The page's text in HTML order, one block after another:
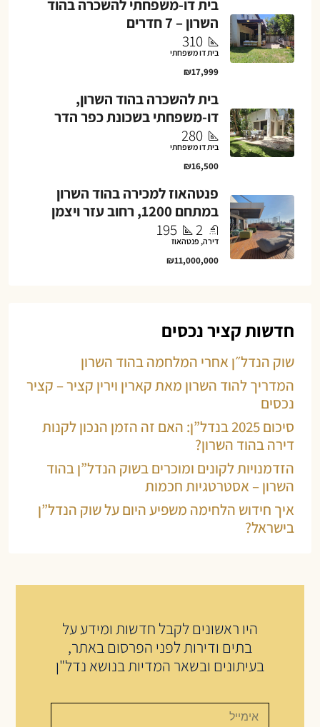
בית דו-משפחתי להשכרה בהוד
השרון – 7 חדרים
310
בית דו משפחתי
₪17,999
בית להשכרה בהוד השרון,
דו-משפחתי בשכונת כפר הדר
280
בית דו משפחתי
₪16,500
פנטהאוז למכירה בהוד השרון
במתחם 1200, רחוב עזר ויצמן
2
195
דירה, פנטהאוז
₪11,000,000
חדשות קציר נכסים
שוק הנדל״ן אחרי המלחמה בהוד השרון
המדריך להוד השרון מאת קארין וירין קציר – קציר
נכסים
סיכום 2025 בנדל”ן: האם זה הזמן הנכון לקנות
דירה בהוד השרון?
הזדמנויות לקונים ומוכרים בשוק הנדל”ן בהוד
השרון – אסטרטגיות חכמות
איך חידוש הלחימה משפיע היום על שוק הנדל”ן
בישראל?
היו ראשונים לקבל חדשות ומידע על
בתים ודירות לפני הפרסום באתר,
בעיתונים ובשאר המדיות בנושא נדל"ן